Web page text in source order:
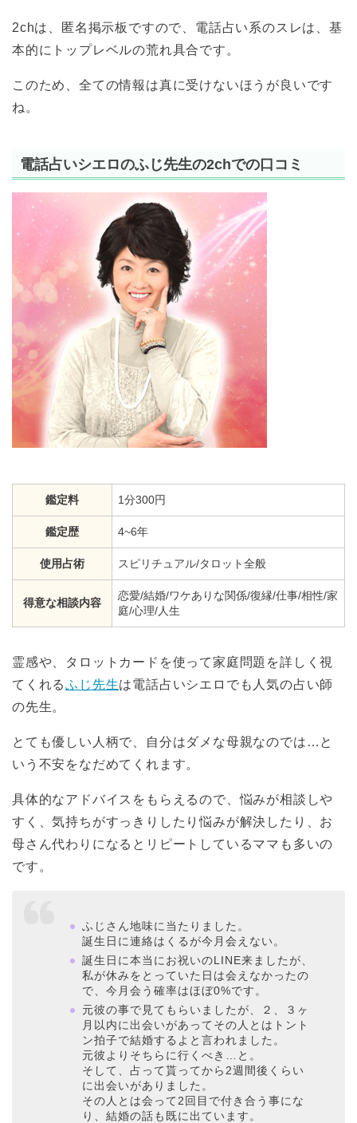
2chは、匿名掲示板ですので、電話占い系のスレは、基
本的にトップレベルの荒れ具合です。
このため、全ての情報は真に受けないほうが良いです
ね。
電話占いシエロのふじ先生の2chでの口コミ
鑑定料 1分300円
鑑定歴 4~6年
使用占術 スピリチュアル/タロット全般
得意な相談内容
恋愛/結婚/ワケありな関係/復縁/仕事/相性/家
庭/心理/人生
霊感や、タロットカードを使って家庭問題を詳しく視
てくれるふじ先生は電話占いシエロでも人気の占い師
の先生。
とても優しい人柄で、自分はダメな母親なのでは…と
いう不安をなだめてくれます。
具体的なアドバイスをもらえるので、悩みが相談しや
すく、気持ちがすっきりしたり悩みが解決したり、お
母さん代わりになるとリピートしているママも多いの
です。
ふじさん地味に当たりました。
誕生日に連絡はくるが今月会えない。
誕生日に本当にお祝いのLINE来ましたが、
私が休みをとっていた日は会えなかったの
で、今月会う確率はほぼ0%です。
元彼の事で見てもらいましたが、２、３ヶ
月以内に出会いがあってその人とはトント
ン拍子で結婚するよと言われました。
元彼よりそちらに行くべき…と。
そして、占って貰ってから2週間後くらい
に出会いがありました。
その人とは会って2回目で付き合う事にな
り、結婚の話も既に出ています。